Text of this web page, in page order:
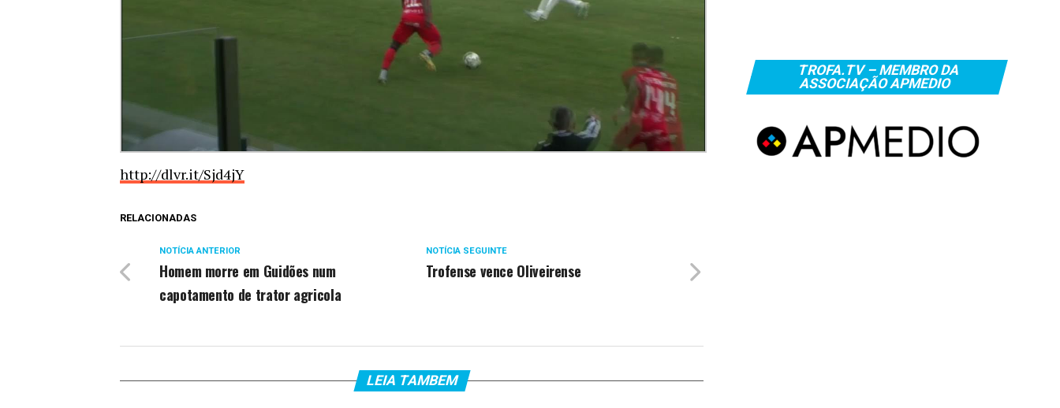
http://dlvr.it/Sjd4jY
RELACIONADAS
NOTÍCIA SEGUINTE
Trofense vence Oliveirense
NOTÍCIA ANTERIOR
Homem morre em Guidões num
capotamento de trator agricola
LEIA TAMBEM
TROFA.TV – MEMBRO DA
ASSOCIAÇÃO APMEDIO